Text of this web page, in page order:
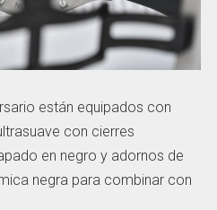
están equipados con
con cierres
en negro y adornos de
negra para combinar con